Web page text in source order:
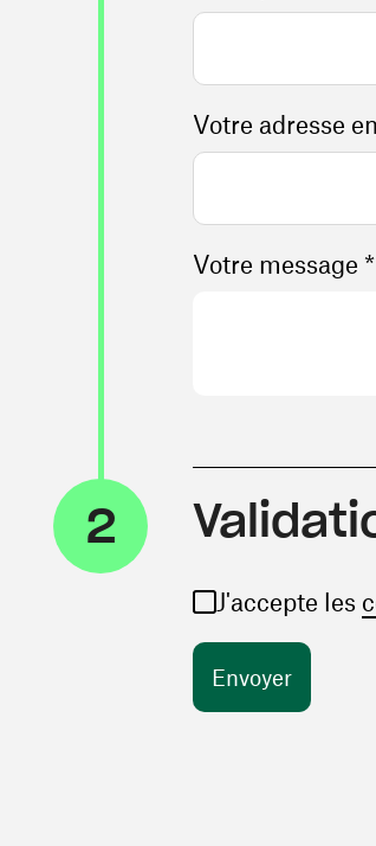
Votre message *
2
J'accepte les